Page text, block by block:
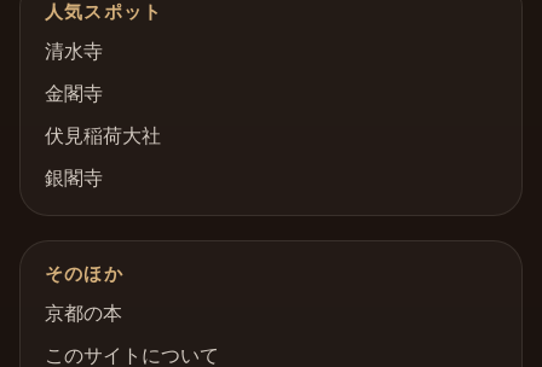
人気スポット
清水寺
金閣寺
伏見稲荷大社
銀閣寺
そのほか
京都の本
このサイトについて